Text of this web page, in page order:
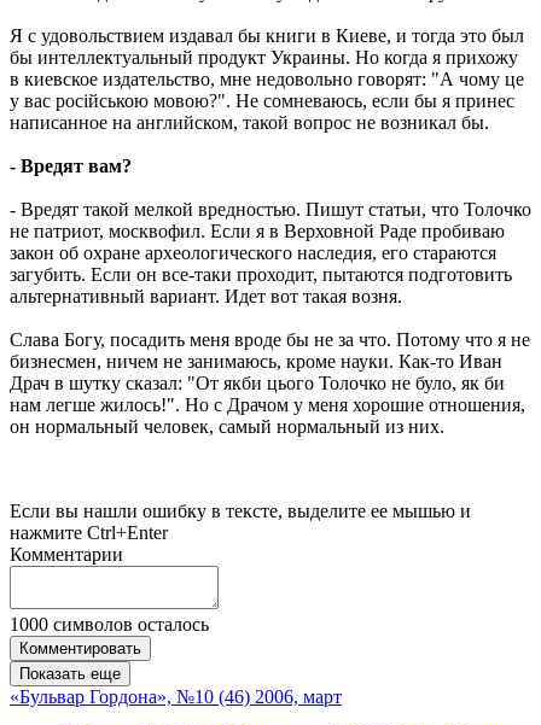
Я с удовольствием издавал бы книги в Киеве, и тогда это был
бы интеллектуальный продукт Украины. Но когда я прихожу
в киевское издательство, мне недовольно говорят: "А чому це
у вас росiйською мовою?". Не сомневаюсь, если бы я принес
написанное на английском, такой вопрос не возникал бы.
- Вредят вам?
- Вредят такой мелкой вредностью. Пишут статьи, что Толочко
не патриот, москвофил. Если я в Верховной Раде пробиваю
закон об охране археологического наследия, его стараются
загубить. Если он все-таки проходит, пытаются подготовить
альтернативный вариант. Идет вот такая возня.
Слава Богу, посадить меня вроде бы не за что. Потому что я не
бизнесмен, ничем не занимаюсь, кроме науки. Как-то Иван
Драч в шутку сказал: "От якби цього Толочко не було, як би
нам легше жилось!". Но с Драчом у меня хорошие отношения,
он нормальный человек, самый нормальный из них.
Если вы нашли ошибку в тексте, выделите ее мышью и
нажмите Ctrl+Enter
Комментарии
1000 символов осталось
Комментировать
Показать еще
«Бульвар Гордона», №10 (46) 2006, март